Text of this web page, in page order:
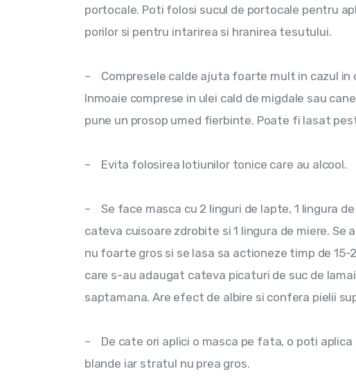
portocale. Poti folosi sucul de portocale pentru
porilor si pentru intarirea si hranirea tesutului.
–    Compresele calde ajuta foarte mult in cazul
Inmoaie comprese in ulei cald de migdale sau
pune un prosop umed fierbinte. Poate fi lasat
–    Evita folosirea lotiunilor tonice care au alcool.
–    Se face masca cu 2 linguri de lapte, 1 lingura
cateva cuisoare zdrobite si 1 lingura de miere.
nu foarte gros si se lasa sa actioneze timp de
care s-au adaugat cateva picaturi de suc de
saptamana. Are efect de albire si confera pielii
–    De cate ori aplici o masca pe fata, o poti
blande iar stratul nu prea gros.